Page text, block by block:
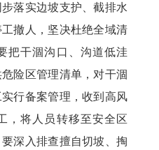
落实边坡支护、截排水
撤人，坚决杜绝全域清
把干涸沟口、沟道低洼
险区管理清单，对干涸
行备案管理，收到高风
，将人员转移至安全区
深入排查擅自切坡、掏